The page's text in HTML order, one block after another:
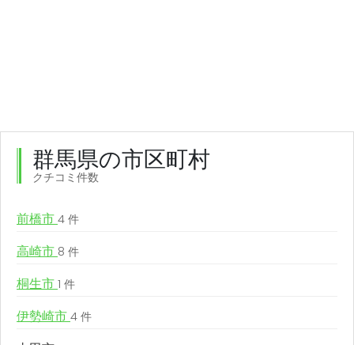
群馬県の市区町村
クチコミ件数
前橋市 4 件
高崎市 8 件
桐生市 1 件
伊勢崎市 4 件